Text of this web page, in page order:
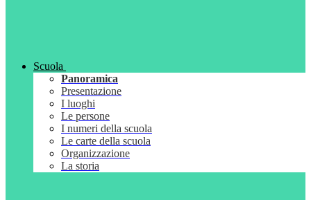
Scuola
Panoramica
Presentazione
I luoghi
Le persone
I numeri della scuola
Le carte della scuola
Organizzazione
La storia